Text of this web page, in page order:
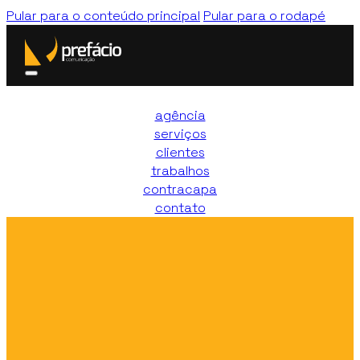
Pular para o conteúdo principal Pular para o rodapé
agência
serviços
clientes
trabalhos
contracapa
contato